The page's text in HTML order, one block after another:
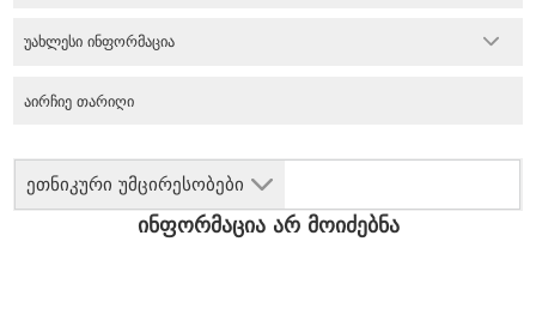
ეთნიკური უმცირესობები
უახლესი ინფორმაცია
ინფორმაცია არ მოიძებნა